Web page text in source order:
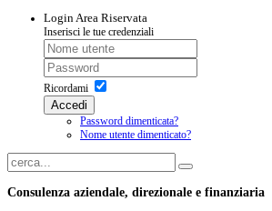
LoginArea Riservata
Inserisci le tue credenziali
Ricordami
Accedi
Password dimenticata?
Nome utente dimenticato?
Consulenza aziendale, direzionale e finanziaria